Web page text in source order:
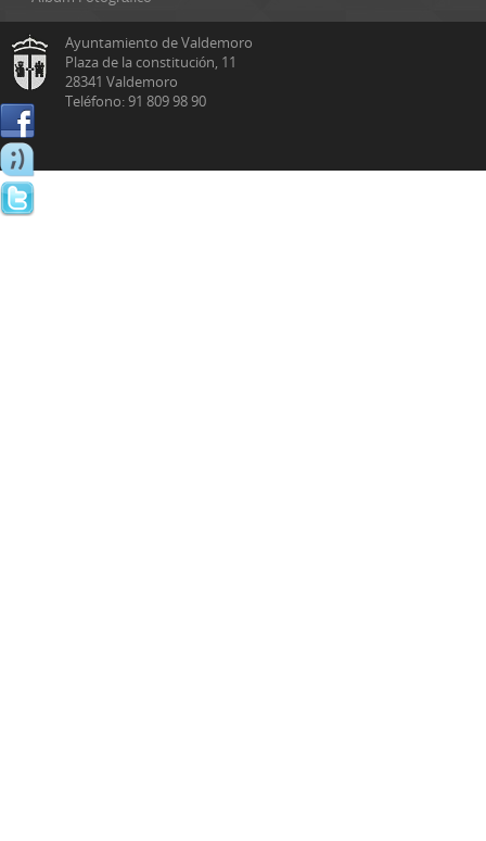
Ayuntamiento de Valdemoro
Plaza de la constitución, 11
28341 Valdemoro
Teléfono: 91 809 98 90